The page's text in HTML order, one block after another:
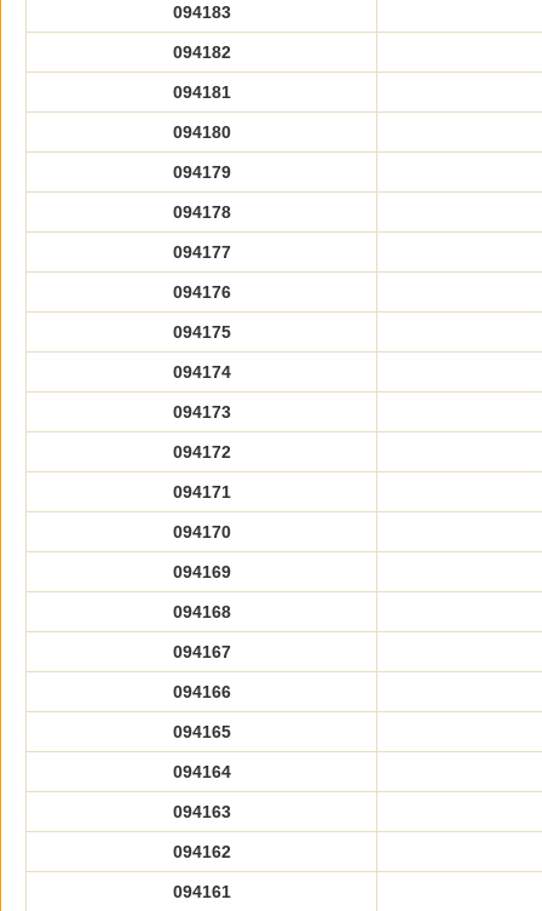
094183
094182
094181
094180
094179
094178
094177
094176
094175
094174
094173
094172
094171
094170
094169
094168
094167
094166
094165
094164
094163
094162
094161